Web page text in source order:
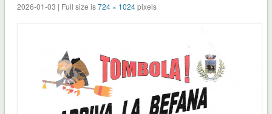
2026-01-03 | Full size is724 × 1024pixels